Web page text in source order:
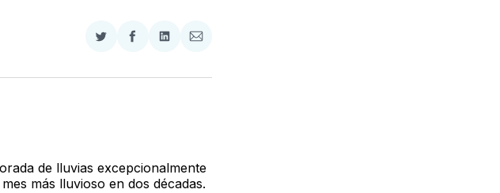
Compartir
Twitter
Compartir
Facebook
Compartir
LinkedIn
Compartir
Email
de lluvias excepcionalmente
más lluvioso en dos décadas.